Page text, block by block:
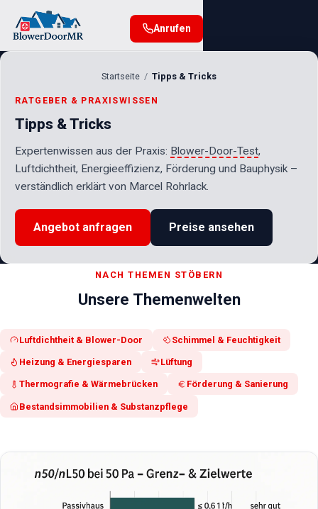
Anrufen
Startseite Tipps & Tricks
RATGEBER & PRAXISWISSEN
Tipps & Tricks
Expertenwissen aus der Praxis: Blower-Door-Test,
Luftdichtheit, Energieeffizienz, Förderung und Bauphysik –
verständlich erklärt von Marcel Rohrlack.
Angebot anfragen Preise ansehen
NACH THEMEN STÖBERN
Unsere Themenwelten
Luftdichtheit & Blower-Door Schimmel & Feuchtigkeit
Heizung & Energiesparen Lüftung
Thermografie & Wärmebrücken Förderung & Sanierung
Bestandsimmobilien & Substanzpflege